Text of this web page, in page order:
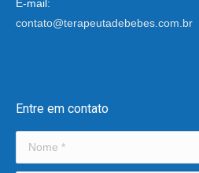
E-mail:
contato@terapeutadebebes.com.br
Entre em contato
Nome *